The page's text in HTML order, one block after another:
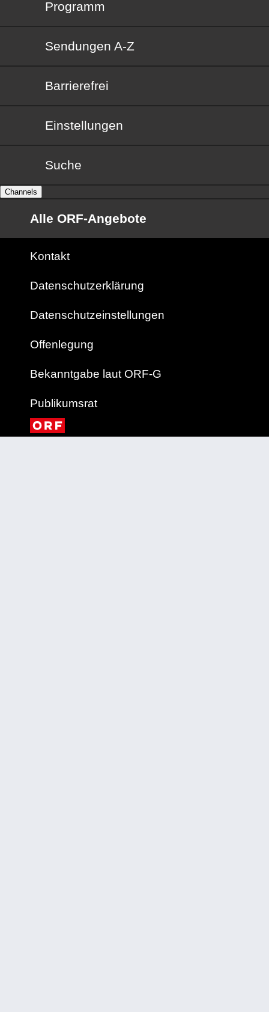
Programm
Sendungen von A bis Z
Sendungen A-Z
Barrierefrei
Barrierefrei
Einstellungen
Suche
Channels
Alle ORF-Angebote
Kontakt
Datenschutzerklärung
Datenschutzeinstellungen
Offenlegung
Bekanntgabe laut ORF-G
Publikumsrat